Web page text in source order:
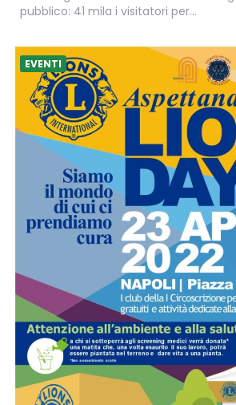
pubblico: 41 mila i visitatori per…
EVENTI